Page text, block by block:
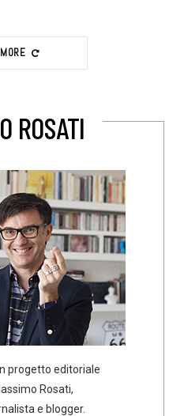
ROSATI
progetto editoriale
Rosati,
e blogger.